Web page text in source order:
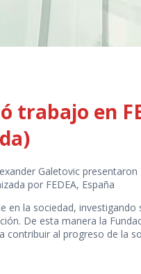
trabajo en
Galetovic
por FEDEA, España
en la sociedad,
De esta manera la
contribuir al progreso de la